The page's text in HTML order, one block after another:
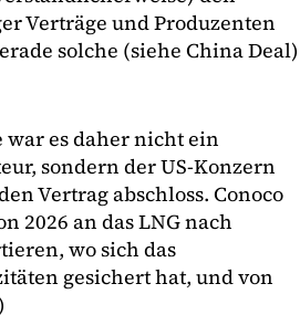
Verträge und Produzenten
solche (siehe China Deal)
es daher nicht ein
sondern der US-Konzern
Vertrag abschloss. Conoco
2026 an das LNG nach
wo sich das
gesichert hat, und von